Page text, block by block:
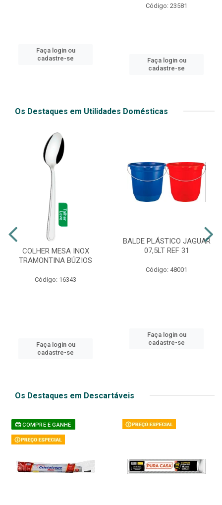
Faça login ou
cadastre-se
Código: 23581
Faça login ou
cadastre-se
Os Destaques em Utilidades Domésticas
COLHER MESA INOX
TRAMONTINA BÚZIOS
Código: 16343
Faça login ou
cadastre-se
BALDE PLÁSTICO JAGUAR
07,5LT REF 31
Código: 48001
Faça login ou
cadastre-se
Os Destaques em Descartáveis
COMPRE E GANHE